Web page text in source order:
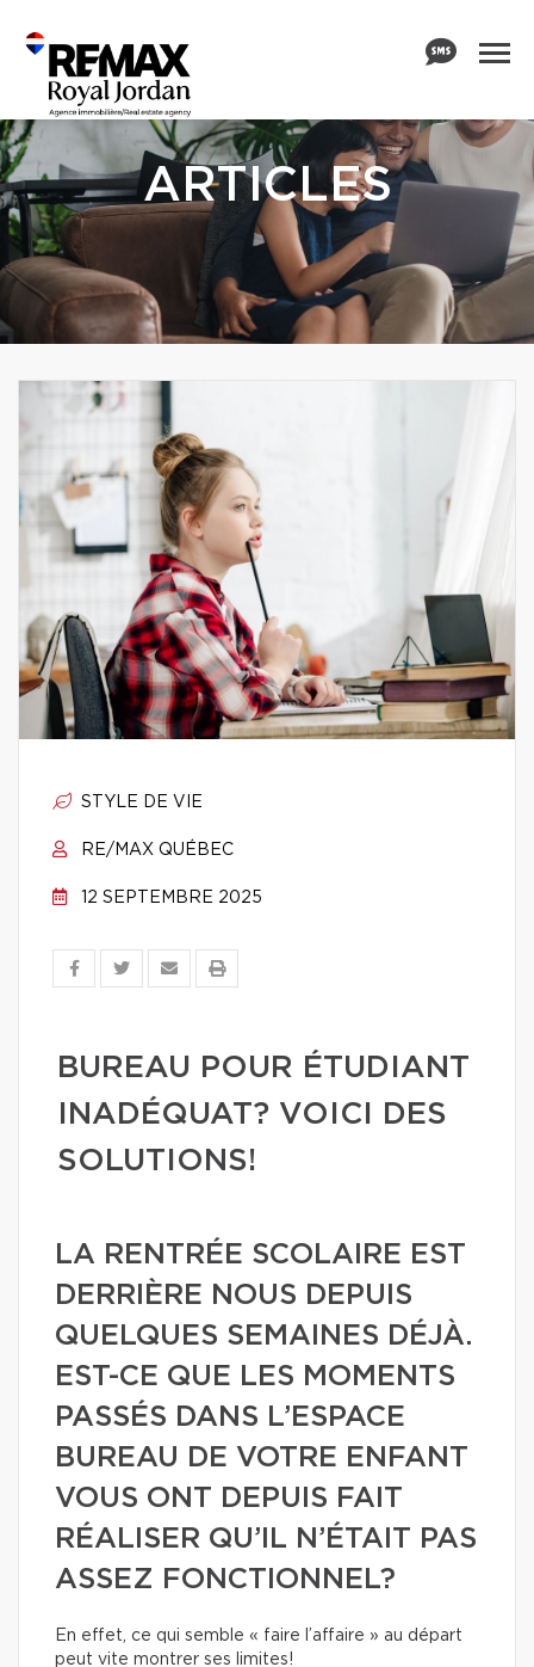
ARTICLES
STYLE DE VIE
RE/MAX QUÉBEC
12 SEPTEMBRE 2025
BUREAU POUR ÉTUDIANT
INADÉQUAT? VOICI DES
SOLUTIONS!
LA RENTRÉE SCOLAIRE EST
DERRIÈRE NOUS DEPUIS
QUELQUES SEMAINES DÉJÀ.
EST-CE QUE LES MOMENTS
PASSÉS DANS L’ESPACE
BUREAU DE VOTRE ENFANT
VOUS ONT DEPUIS FAIT
RÉALISER QU’IL N’ÉTAIT PAS
ASSEZ FONCTIONNEL?
En effet, ce qui semble « faire l’affaire » au départ
peut vite montrer ses limites!